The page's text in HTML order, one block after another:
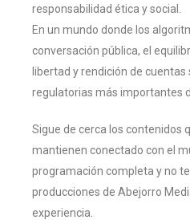
responsabilidad ética y social.
En un mundo donde los
conversación pública, el
libertad y rendición de cuentas
regulatorias más importantes
Sigue de cerca los contenidos
mantienen conectado con el
programación completa y no
producciones de Abejorro
experiencia.